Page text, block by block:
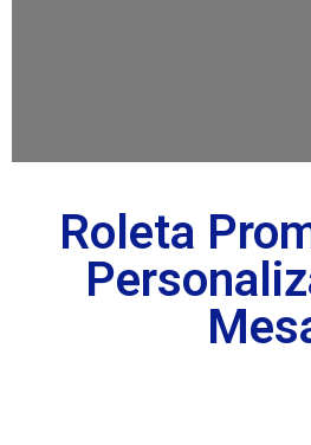
Roleta